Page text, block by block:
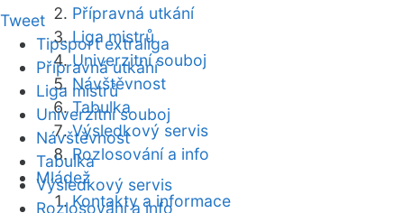
Přípravná utkání
Liga mistrů
Univerzitní souboj
Návštěvnost
Tabulka
Výsledkový servis
Rozlosování a info
Mládež
Kontakty a informace
Tweet
Tipsport extraliga
Přípravná utkání
Liga mistrů
Univerzitní souboj
Návštěvnost
Tabulka
Výsledkový servis
Rozlosování a info